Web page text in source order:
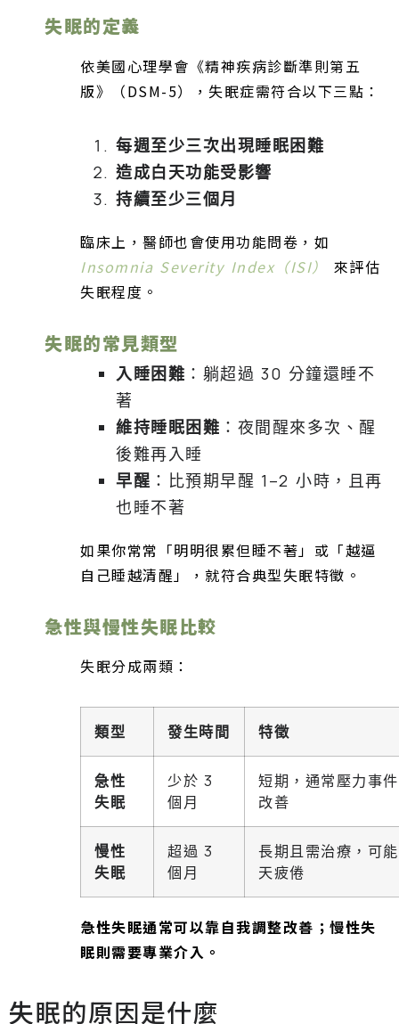
失眠的定義
依美國心理學會《精神疾病診斷準則第五
版》（DSM-5），失眠症需符合以下三點：
每週至少三次出現睡眠困難
造成白天功能受影響
持續至少三個月
臨床上，醫師也會使用功能問卷，如
Insomnia Severity Index（ISI）
來評估
失眠程度。
失眠的常見類型
入睡困難 ：躺超過 30 分鐘還睡不
著
維持睡眠困難 ：夜間醒來多次、醒
後難再入睡
早醒 ：比預期早醒 1–2 小時，且再
也睡不著
如果你常常「明明很累但睡不著」或「越逼
自己睡越清醒」，就符合典型失眠特徵。
急性與慢性失眠比較
失眠分成兩類：
類型 發生時間 特徵
急性
失眠
少於 3
個月
短期，通常壓力事
改善
慢性
失眠
超過 3
個月
長期且需治療，可
天疲倦
急性失眠通常可以靠自我調整改善；慢性失
眠則需要專業介入。
失眠的原因是什麼